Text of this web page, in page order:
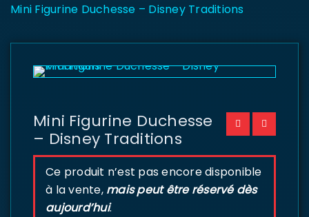
Mini Figurine Duchesse – Disney Traditions
Mini Figurine Duchesse
– Disney Traditions
Ce produit n’est pas encore disponible
à la vente, mais peut être réservé dès
aujourd’hui.